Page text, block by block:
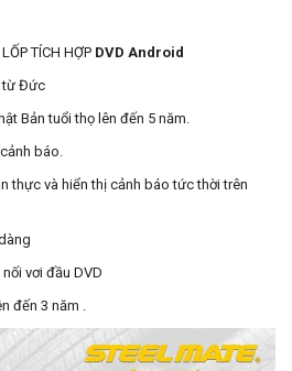
TÍCH HỢP DVD Android
từ Đức
Bản tuổi thọ lên đến 5 năm.
báo.
thực và hiển thị cảnh báo tức thời trên
vơi đầu DVD
đến 3 năm .